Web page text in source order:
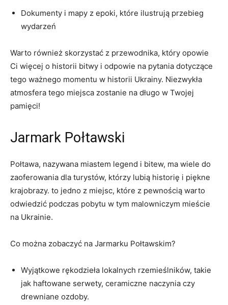
Dokumenty i‍ mapy z ‌epoki,‍ które ilustrują przebieg
wydarzeń
Warto również skorzystać z przewodnika, który opowie
⁤Ci ⁣więcej o historii bitwy‌ i ⁢odpowie na ⁤pytania dotyczące ​
tego ważnego‌ momentu ⁢w historii​ Ukrainy. Niezwykła
atmosfera tego‌ miejsca zostanie na ​długo w Twojej
pamięci!
Jarmark Połtawski
Połtawa, nazywana miastem ⁢legend i bitew, ma wiele do
zaoferowania dla⁢ turystów, którzy lubią historię i piękne
krajobrazy. to jedno z miejsc, które‌ z pewnością warto
odwiedzić podczas pobytu w‌ tym malowniczym mieście
na‍ Ukrainie.
Co można zobaczyć na Jarmarku Połtawskim?
Wyjątkowe⁢ rękodzieła lokalnych rzemieślników, takie
jak haftowane⁤ serwety, ceramiczne naczynia ​czy
drewniane ozdoby.